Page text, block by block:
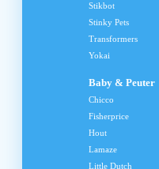
Stikbot
Stinky Pets
Transformers
Yokai
Baby & Peuter
Chicco
Fisherprice
Hout
Lamaze
Little Dutch